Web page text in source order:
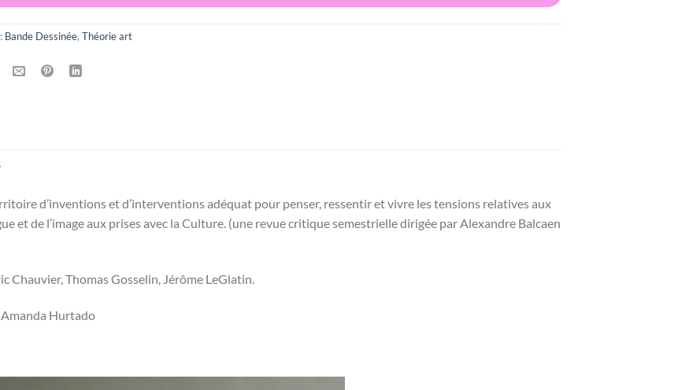
Bande Dessinée, Théorie art
d’inventions et d’interventions adéquat pour penser, ressentir et vivre les tensions relatives aux
et de l’image aux prises avec la Culture. (une revue critique semestrielle dirigée par Alexandre Balcaen
Chauvier, Thomas Gosselin, Jérôme LeGlatin.
Hurtado